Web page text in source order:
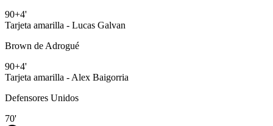
90+4'
Tarjeta amarilla - Lucas Galvan
Brown de Adrogué
90+4'
Tarjeta amarilla - Alex Baigorria
Defensores Unidos
70'